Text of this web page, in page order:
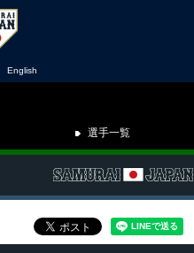
English
選手一覧